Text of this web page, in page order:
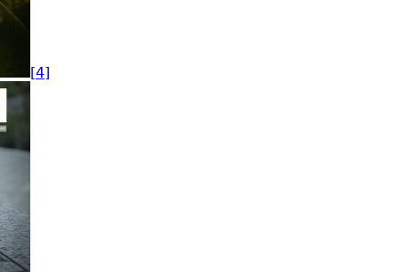
[4]